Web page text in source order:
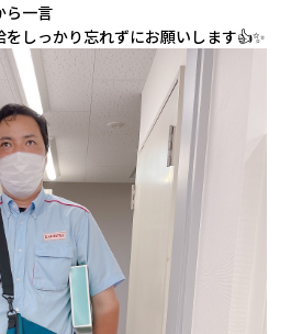
ら一言
しっかり忘れずにお願いします👍✨